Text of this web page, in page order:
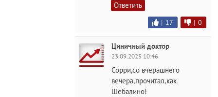
Ответить
| 17 | 0
Циничный доктор
23.09.2025 10:46
Сорри,со вчерашнего
вечера,прочитал,как
Шебалино!